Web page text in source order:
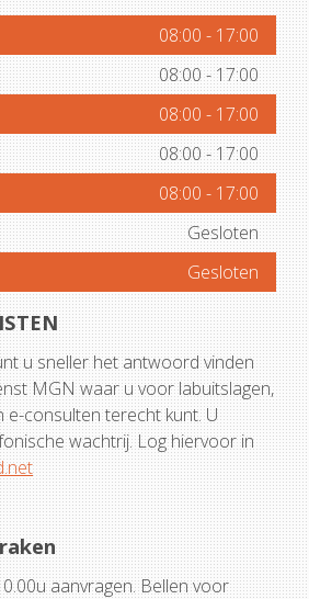
08:00 - 17:00
08:00-17:00
08:00 - 17:00
08:00-17:00
08:00 - 17:00
Gesloten
Gesloten
u sneller het antwoord vinden
MGN waar u voor labuitslagen,
e-consulten terecht kunt. U
wachtrij. Log hiervoor in
aanvragen. Bellen voor